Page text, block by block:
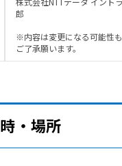
郎
※内容は変更になる可能性も
ご了承願います。
・場所